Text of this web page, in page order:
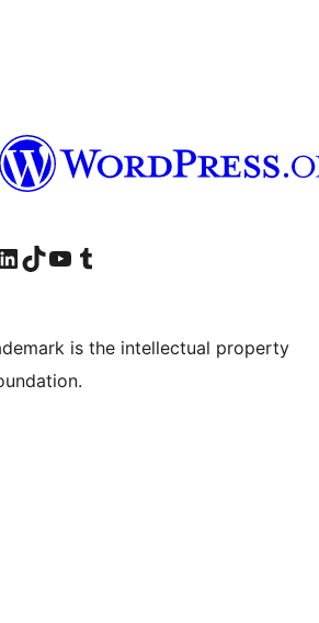
kontu
mūsu LinkedIn kontu
Apmeklējiet mūsu TikTok kontu
Apmeklējiet mūsu YouTube kanālu
Apmeklējiet mūsu Tumblr kontu
is the intellectual property